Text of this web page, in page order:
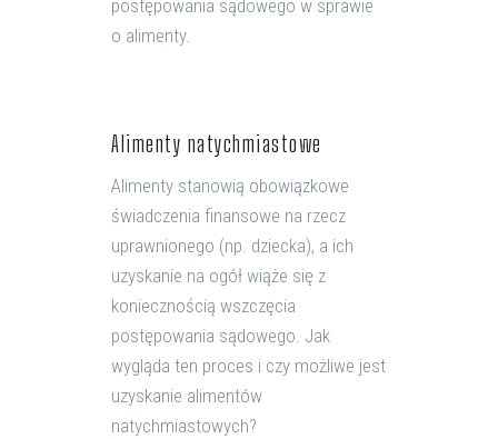
postępowania sądowego w sprawie
o alimenty.
Alimenty natychmiastowe
Alimenty stanowią obowiązkowe
świadczenia finansowe na rzecz
uprawnionego (np. dziecka), a ich
uzyskanie na ogół wiąże się z
koniecznością wszczęcia
postępowania sądowego. Jak
wygląda ten proces i czy możliwe jest
uzyskanie alimentów
natychmiastowych?